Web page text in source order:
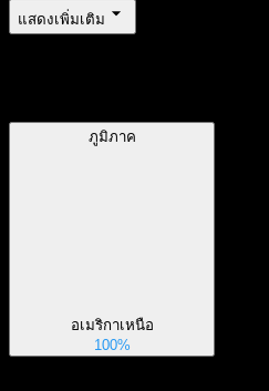
แสดงเพิ่มเติม
ภูมิภาค
อเมริกาเหนือ
100%